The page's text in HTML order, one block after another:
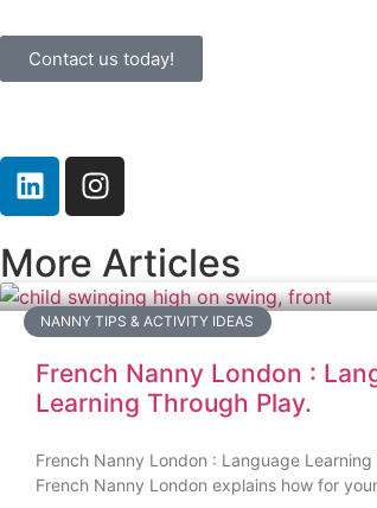
Contact us today!
More Articles
NANNY TIPS & ACTIVITY IDEAS
French Nanny London :
Learning Through Play.
French Nanny London : Language Learning
French Nanny London explains how for